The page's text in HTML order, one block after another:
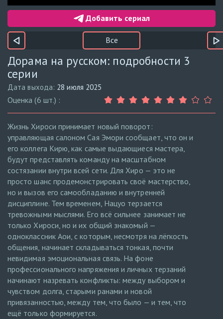
Добавить сериал
Все
Дорама на русском: подробности 3
серии
Дата выхода: 28 июля 2025
Оценка (6 шт.) :
Жизнь Хироси принимает новый поворот:
управляющая салоном Сая Эмори сообщает, что он и
его коллега Кирю, как самые выдающиеся мастера,
будут представлять команду на масштабном
состязании внутри всей сети. Для Хиро — это не
просто шанс продемонстрировать своё мастерство,
но и вызов его самообладанию и внутренней
дисциплине. Тем временем, Нацуо терзается
тревожными мыслями. Его всё сильнее занимает не
только Хироси, но и их общий знакомый —
одноклассник Аои, с которым, несмотря на лёгкость
общения, начинает складываться тонкая, почти
невидимая эмоциональная связь. На фоне
профессионального напряжения и личных терзаний
начинают назревать конфликты: между выбором и
чувством долга, старыми ранами и новой
привязанностью, между тем, что было — и тем, что
ещё только формируется.